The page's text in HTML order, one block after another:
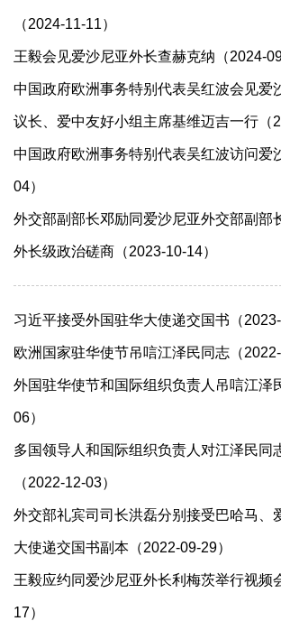
（2024-11-11）
王毅会见爱沙尼亚外长查赫克纳（2024-
中国政府欧洲事务特别代表吴红波会见爱
议长、爱中友好小组主席基维迈吉一行（
中国政府欧洲事务特别代表吴红波访问爱
04）
外交部副部长邓励同爱沙尼亚外交部副部
外长级政治磋商（2023-10-14）
习近平接受外国驻华大使递交国书（2023-
欧洲国家驻华使节吊唁江泽民同志（2022-
外国驻华使节和国际组织负责人吊唁江泽
06）
多国领导人和国际组织负责人对江泽民同
（2022-12-03）
外交部礼宾司司长洪磊分别接受巴哈马、
大使递交国书副本（2022-09-29）
王毅应约同爱沙尼亚外长利梅茨举行视频
17）